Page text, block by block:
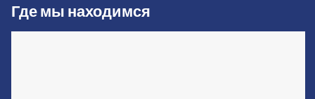
Где мы находимся